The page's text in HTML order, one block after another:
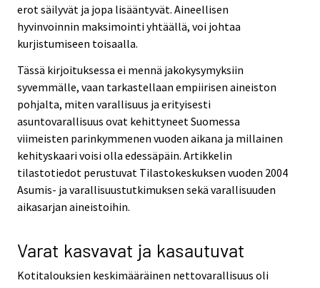
erot säilyvät ja jopa lisääntyvät. Aineellisen
hyvinvoinnin maksimointi yhtäällä, voi johtaa
kurjistumiseen toisaalla.
Tässä kirjoituksessa ei mennä jakokysymyksiin
syvemmälle, vaan tarkastellaan empiirisen aineiston
pohjalta, miten varallisuus ja erityisesti
asuntovarallisuus ovat kehittyneet Suomessa
viimeisten parinkymmenen vuoden aikana ja millainen
kehityskaari voisi olla edessäpäin. Artikkelin
tilastotiedot perustuvat Tilastokeskuksen vuoden 2004
Asumis- ja varallisuustutkimuksen sekä varallisuuden
aikasarjan aineistoihin.
Varat kasvavat ja kasautuvat
Kotitalouksien keskimääräinen nettovarallisuus oli